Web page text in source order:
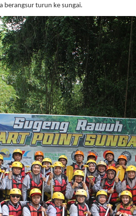
berangsur turun ke sungai.